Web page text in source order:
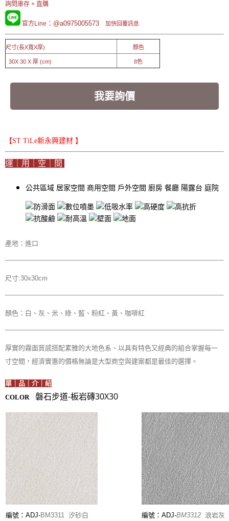
詢問庫存 + 直購
官方Line ：@a0975005573 加快回覆訊息
尺寸(長X寬X厚) 顏色
30X 30 X 厚 (cm) 8色
我要詢價
【ST TiLe新永興建材 】
運｜用｜空｜間
公共區域 居家空間 商用空間 戶外空間 廚房 餐廳 陽露台 庭院
產地：進口
尺寸:30x30cm
顏色：白、灰、米、綠、藍、粉紅、黃、咖啡紅
厚實的霧面質感搭配素雅的大地色系、以具有特色又經典的組合掌握每一
寸空間，經濟實惠的價格無論是大型商空與建案都是最佳的選擇。
單｜品｜介｜紹
COLOR
磐石步道-板岩磚30X30
編號：ADJ-BM3311 汐砂白 編號：ADJ-BM3312 浪岩灰